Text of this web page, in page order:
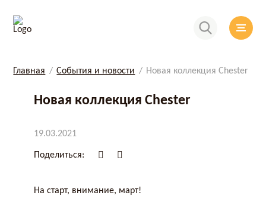
Главная События и новости Новая коллекция Chester
Новая коллекция Chester
19.03.2021
Поделиться:
На старт, внимание, март!